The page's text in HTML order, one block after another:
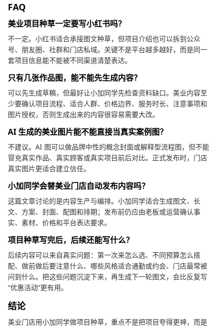
FAQ
美业项目种草一定要写小红书吗？
不一定。小红书适合承接图文种草，但项目介绍也可以拆到公众
号、朋友圈、社群和门店私域。关键不是平台越多越好，而是同一
套项目信息能不能被不同渠道清楚表达。
只有几张作品图，能不能先生成内容？
可以先生成草稿，但最好让小加同学先检查资料缺口。美业内容至
少要确认项目流程、适合人群、价格边界、服务时长、注意事项和
图片授权，否则生成出来的内容很容易需要大改。
AI 生成的美业图片能不能直接当真实案例图？
不建议。AI 图可以做品牌中性的概念封面或解释型流程图，但不能
冒充真实作品、真实顾客或真实项目前后对比。正式发布时，门店
真实图片更适合建立信任。
小加同学会替美业门店自动发布内容吗？
这篇文章讨论的是内容生产与编排。小加同学适合生成图文、长
文、方案、封面、配图和排期；发布前仍应由老板或运营确认事
实、素材、价格和平台表达要求。
项目种草写完后，后续还能写什么？
后续内容可以来自真实问题：第一次来怎么选、不同预算怎么搭
配、做前做后要注意什么、哪些风格适合通勤或约会、门店最常被
问到什么。把这些问题沉淀下来，再生成下一轮图文，会比反复写
“优惠活动”更有用。
结论
美业门店用小加同学做项目种草，重点不是把项目夸得更神，而是